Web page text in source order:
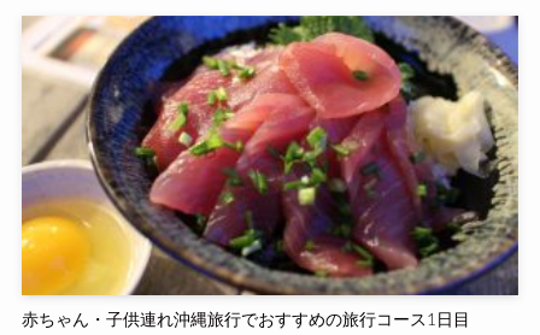
赤ちゃん・子供連れ沖縄旅行でおすすめの旅行コース1日目